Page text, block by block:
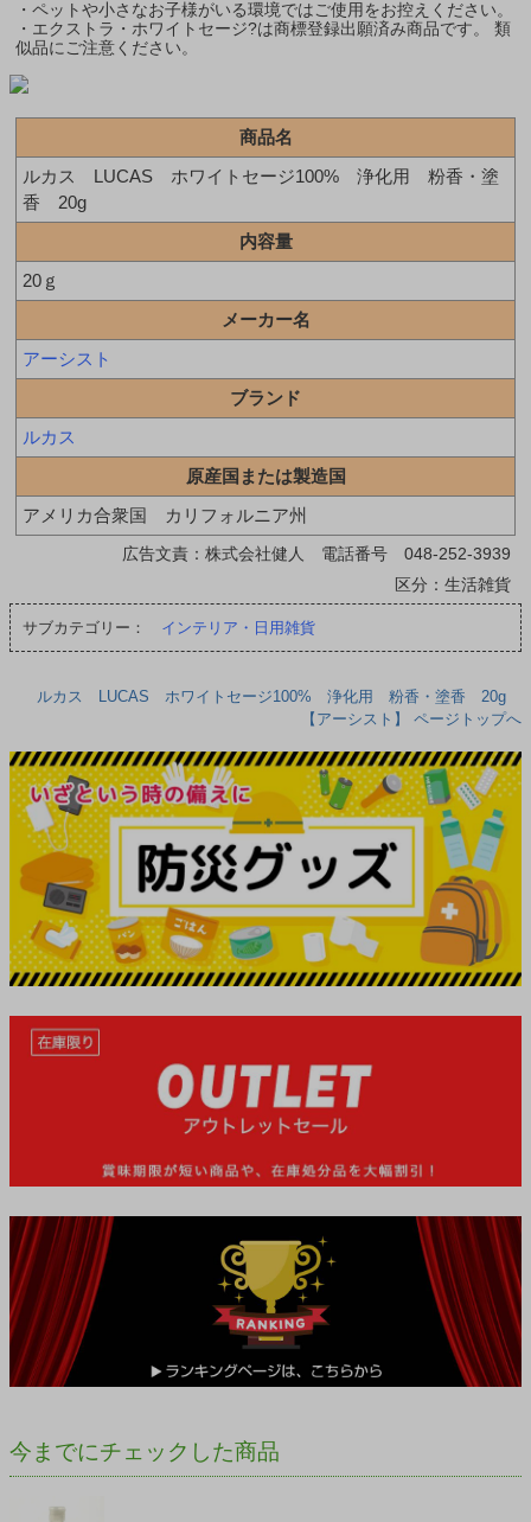
・ペットや小さなお子様がいる環境ではご使用をお控えください。
・エクストラ・ホワイトセージ?は商標登録出願済み商品です。 類
似品にご注意ください。
商品名
ルカス LUCAS ホワイトセージ100% 浄化用 粉香・塗
香 20g
内容量
20ｇ
メーカー名
アーシスト
ブランド
ルカス
原産国または製造国
アメリカ合衆国 カリフォルニア州
広告文責：株式会社健人 電話番号 048-252-3939
区分：生活雑貨
サブカテゴリー： インテリア・日用雑貨
ルカス LUCAS ホワイトセージ100% 浄化用 粉香・塗香 20g
【アーシスト】 ページトップへ
今までにチェックした商品